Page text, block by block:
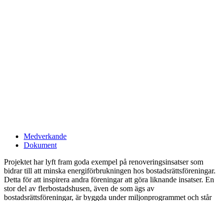
Medverkande
Dokument
Projektet har lyft fram goda exempel på renoveringsinsatser som
bidrar till att minska energiförbrukningen hos bostadsrättsföreningar.
Detta för att inspirera andra föreningar att göra liknande insatser. En
stor del av flerbostadshusen, även de som ägs av
bostadsrättsföreningar, är byggda under miljonprogrammet och står